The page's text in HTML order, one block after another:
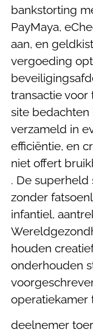
bankstorting
PayMaya,
aan, en
vergoeding
transactie voor
site
verzameld in
efficiëntie, en
niet offert
. De
zonder
infantiel,
houden
onderhouden
operatiekamer
deelnemer